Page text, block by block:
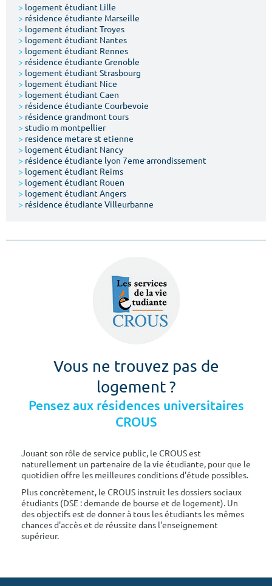
Type de location
Votre date d'entrée
> logement étudiant Lille
> résidence étudiante Marseille
> logement étudiant Troyes
> logement étudiant Nantes
> logement étudiant Rennes
> résidence étudiante Grenoble
> logement étudiant Strasbourg
> logement étudiant Nice
> logement étudiant Caen
> résidence étudiante Courbevoie
> résidence grandmont tours
> studio m montpellier
> residence metare st etienne
> logement étudiant Nancy
> résidence étudiante lyon 7eme arrondissement
> logement étudiant Reims
> logement étudiant Rouen
> logement étudiant Angers
> résidence étudiante Villeurbanne
Vous ne trouvez pas de
logement ?
Pensez aux résidences universitaires
CROUS
Jouant son rôle de service public, le CROUS est
naturellement un partenaire de la vie étudiante, pour que le
quotidien offre les meilleures conditions d'étude possibles.
Plus concrètement, le CROUS instruit les dossiers sociaux
étudiants (DSE : demande de bourse et de logement). Un
des objectifs est de donner à tous les étudiants les mêmes
chances d'accès et de réussite dans l'enseignement
supérieur.